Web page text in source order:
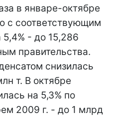
в январе-октябре
с соответствующим
- до 15,286
правительства.
снизилась
т. В октябре
на 5,3% по
2009 г. - до 1 млрд